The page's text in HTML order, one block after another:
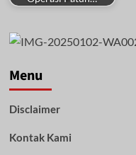
Menu
Disclaimer
Kontak Kami